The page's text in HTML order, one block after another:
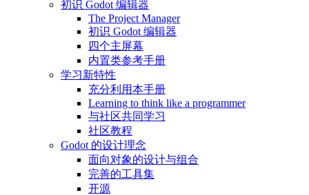
初识 Godot 编辑器
The Project Manager
初识 Godot 编辑器
四个主屏幕
内置类参考手册
学习新特性
充分利用本手册
Learning to think like a programmer
与社区共同学习
社区教程
Godot 的设计理念
面向对象的设计与组合
完善的工具集
开源